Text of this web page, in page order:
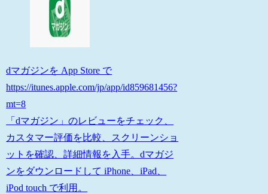
dマガジンを App Store で
https://itunes.apple.com/jp/app/id859681456?
mt=8
「dマガジン」のレビューをチェック、
カスタマー評価を比較、スクリーンショ
ットを確認、詳細情報を入手。dマガジ
ンをダウンロードして iPhone、iPad、
iPod touch で利用。